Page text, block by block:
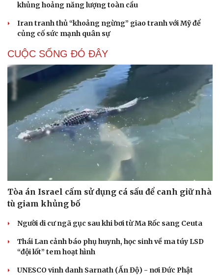
khủng hoảng năng lượng toàn cầu
Iran tranh thủ “khoảng ngừng” giao tranh với Mỹ để
củng cố sức mạnh quân sự
CUỘC SỐNG ĐÓ ĐÂY
Tòa án Israel cấm sử dụng cá sấu để canh giữ nhà
tù giam khủng bố
Người di cư ngã gục sau khi bơi từ Ma Rốc sang Ceuta
Thái Lan cảnh báo phụ huynh, học sinh về ma túy LSD
“đội lốt” tem hoạt hình
UNESCO vinh danh Sarnath (Ấn Độ) - nơi Đức Phật